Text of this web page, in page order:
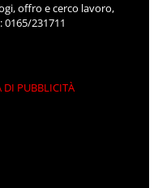
offro e cerco lavoro,
231711
DI PUBBLICITÀ